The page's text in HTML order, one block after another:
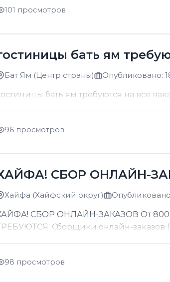
101 просмотров
бать ям
Бат Ям (Центр страны) Опубликовано:
бать ям требуются на все
96 просмотров
СБОР ОНЛАЙН-
Хайфа (Хайфский округ)
СБОР ОНЛАЙН-ЗАКАЗОВ От 8000
Сборщики онлайн-заказов
98 просмотров